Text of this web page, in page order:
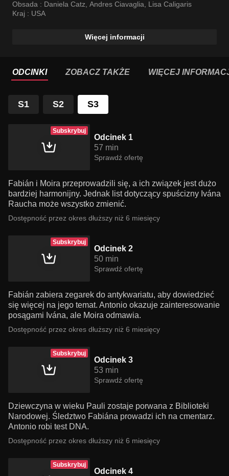
Obsada : Daniela Catz Andres Ciavaglia
Lisa Caligaris
Kraj : USA
Więcej informacji
ODCINKI ZOBACZ TAKŻE WIĘCEJ
S1 S2 S3
Subskrybuj
Odcinek 1
57 min
Sprawdź ofertę
Fabián i Moira przeprowadzili się, a ich związek jest dużo
bardziej harmonijny. Jednak list dotyczący spuścizny Ivána
Raucha może wszystko zmienić.
Dostępność przez okres dłuższy niż 6 miesięcy
Subskrybuj
Odcinek 2
50 min
Sprawdź ofertę
Fabián zabiera zegarek do antykwariatu, aby dowiedzieć
się więcej na jego temat. Antonio okazuje zainteresowanie
posągami Ivána, ale Moira odmawia.
Dostępność przez okres dłuższy niż 6 miesięcy
Subskrybuj
Odcinek 3
53 min
Sprawdź ofertę
Dziewczyna w wieku Pauli zostaje porwana z Biblioteki
Narodowej. Śledztwo Fabiána prowadzi ich na cmentarz.
Antonio robi test DNA.
Dostępność przez okres dłuższy niż 6 miesięcy
Subskrybuj
Odcinek 4